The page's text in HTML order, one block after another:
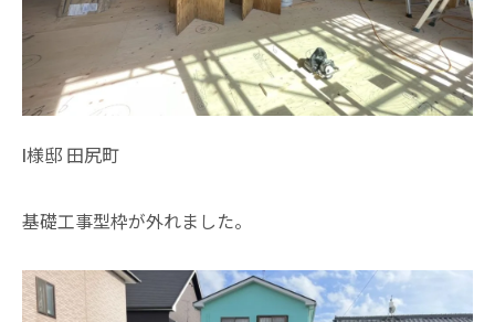
I様邸 田尻町
基礎工事型枠が外れました。